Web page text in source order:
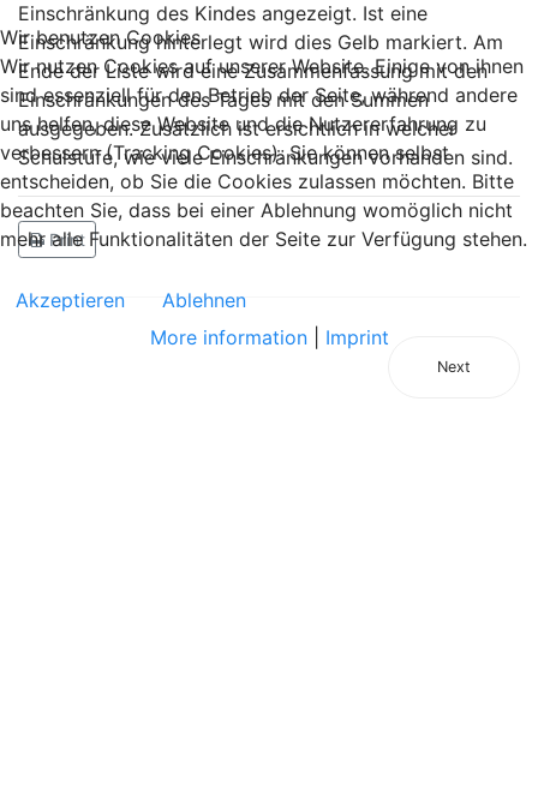
Einschränkung des Kindes angezeigt. Ist eine
Einschränkung hinterlegt wird dies Gelb markiert. Am
Ende der Liste wird eine Zusammenfassung mit den
Einschränkungen des Tages mit den Summen
ausgegeben. Zusätzlich ist ersichtlich in welcher
Schulstufe, wie viele Einschränkungen vorhanden sind.
Print
Next
Wir benutzen Cookies
Wir nutzen Cookies auf unserer Website. Einige von ihnen
sind essenziell für den Betrieb der Seite, während andere
uns helfen, diese Website und die Nutzererfahrung zu
verbessern (Tracking Cookies). Sie können selbst
entscheiden, ob Sie die Cookies zulassen möchten. Bitte
beachten Sie, dass bei einer Ablehnung womöglich nicht
mehr alle Funktionalitäten der Seite zur Verfügung stehen.
Akzeptieren
Ablehnen
More information| Imprint